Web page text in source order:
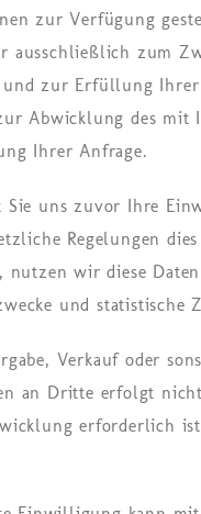
zur Ver­fü­gung
aus­schlie­ß­lich zum
und zur Er­fül­lung
Ab­wick­lung des mit
Ihrer An­fra­ge.
Sie uns zuvor Ihre
Re­ge­lun­gen
nut­zen wir diese
und statistische
Ver­kauf oder
an Drit­te er­folgt
er­for­der­lich